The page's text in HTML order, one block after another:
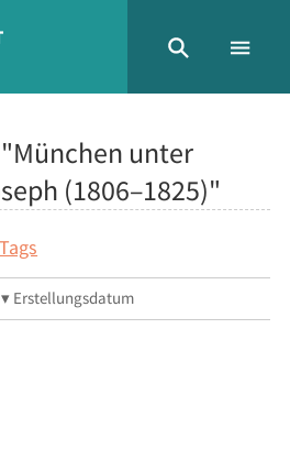
unter
(1806–1825)"
Tags
Erstellungsdatum